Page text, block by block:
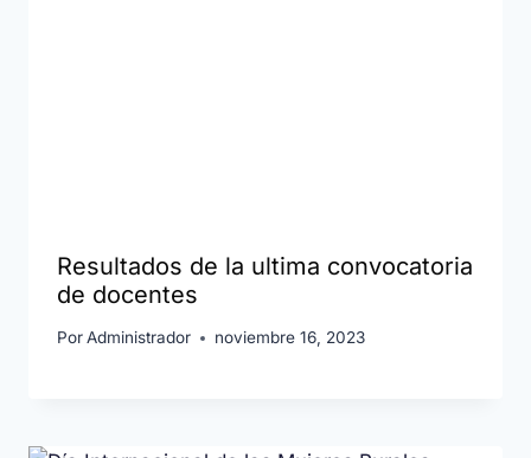
Resultados de la ultima convocatoria
de docentes
PorAdministrador noviembre 16, 2023